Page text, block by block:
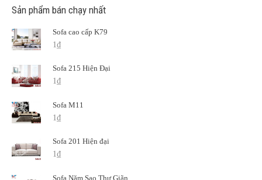
Sản phẩm bán chạy nhất
Sofa cao cấp K79
1₫
Sofa 215 Hiện Đại
1₫
Sofa M11
1₫
Sofa 201 Hiện đại
1₫
Sofa Năm Sao Thư Giãn